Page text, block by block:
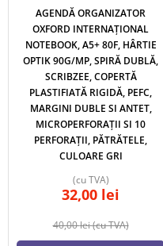
AGENDĂ ORGANIZATOR
OXFORD INTERNAȚIONAL
NOTEBOOK, A5+ 80F, HÂRTIE
OPTIK 90G/MP, SPIRĂ DUBLĂ,
SCRIBZEE, COPERTĂ
PLASTIFIATĂ RIGIDĂ, PEFC,
MARGINI DUBLE SI ANTET,
MICROPERFORAȚII SI 10
PERFORAȚII, PĂTRĂTELE,
CULOARE GRI
40,00lei(cu TVA)
32,00 lei
(cu TVA)